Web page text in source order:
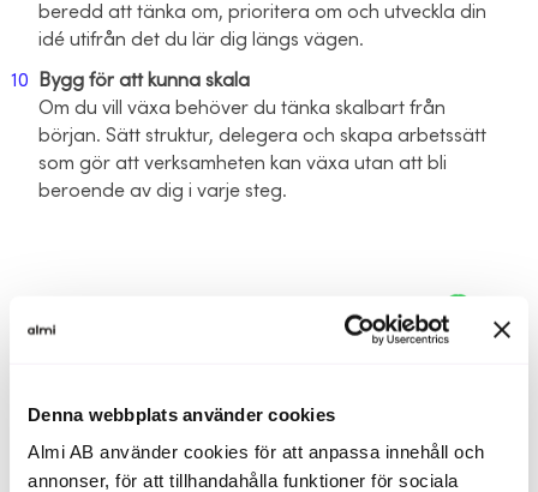
Denna webbplats använder cookies
Almi AB använder cookies för att anpassa innehåll och
annonser, för att tillhandahålla funktioner för sociala
beredd att tänka om, prioritera om och utveckla din
idé utifrån det du lär dig längs vägen.
Bygg för att kunna skala
Om du vill växa behöver du tänka skalbart från
början. Sätt struktur, delegera och skapa arbetssätt
som gör att verksamheten kan växa utan att bli
beroende av dig i varje steg.